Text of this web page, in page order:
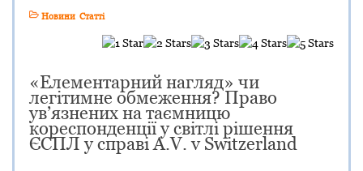
Новини Статті
«Елементарний нагляд» чи
легітимне обмеження? Право
ув’язнених на таємницю
кореспонденції у світлі рішення
ЄСПЛ у справі A.V. v Switzerland